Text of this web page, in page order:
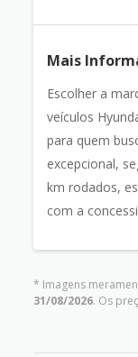
Mais
Escolher a
veículos
para quem
excepcional,
km rodados,
com a
* Imagens
31/08/2026. Os